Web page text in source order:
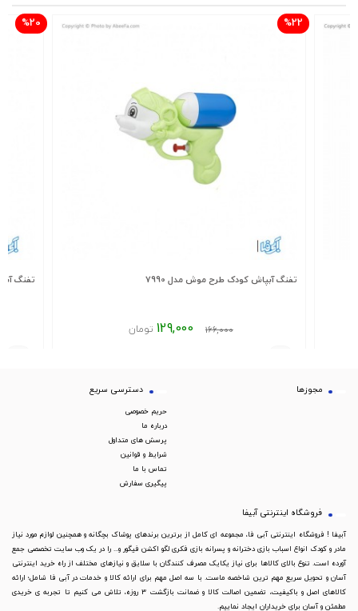
تفنگ آبپاش کودک طرح موش مدل 7990
166,000
129,000 تومان
%22
تفنگ
%20
مجوزها دسترسی سریع
حریم خصوصی
درباره ما
پرسش های متداول
شرایط و قوانین
تماس با ما
پیگیری سفارش
فروشگاه اینترنتی آبیفا
آبیفا ! فروشگاه اینترنتی آبی فا، مجموعه ای کامل از برترین برندهای پوشاک بچگانه و همچنین لوازم مورد نیاز
مادر و کودک انواع اسباب بازی دخترانه و پسرانه بازی فکری لگو اکشن فیگور و... را در یک وب سایت تخصصی جمع
آورده است. تنوع بالای کالاها برای نیاز یکایک مصرف کنندگان با سلایق و نیازهای مختلف از راه خرید اینترنتی
آسان و تحویل سریع مهم ترین شاخصه ماست. با سه اصل مهم برای ارائه کالا و خدمات در آبی فا شامل؛ ارائه
کالاهای اصل و باکیفیت، تضمین اصالت کالا و ضمانت بازگشت 3 روزه، تلاش می کنیم تا تجربه ی خریدی
مطمئن و آسان برای خریداران ایجاد نماییم.